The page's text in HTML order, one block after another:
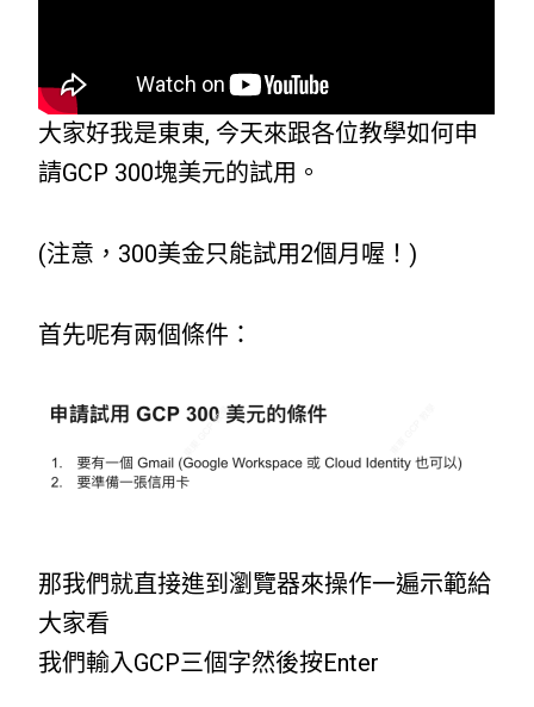
大家好我是東東, 今天來跟各位教學如何申
請GCP 300塊美元的試用。
(注意，300美金只能試用2個月喔！)
首先呢有兩個條件：
那我們就直接進到瀏覽器來操作一遍示範給
大家看
我們輸入GCP三個字然後按Enter